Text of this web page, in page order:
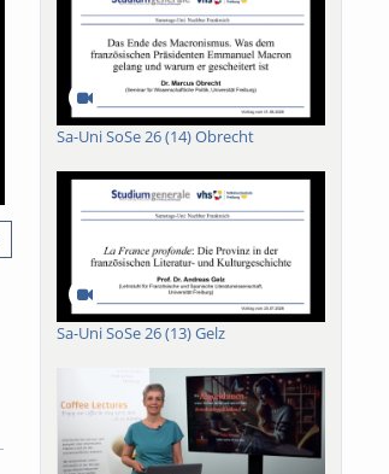
Sa-Uni SoSe 26 (14) Obrecht
Sa-Uni SoSe 26 (13) Gelz